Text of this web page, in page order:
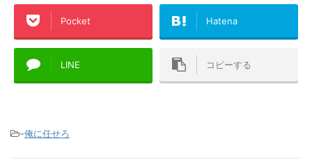
Pocket Hatena
LINE コピーする
-俺に任せろ